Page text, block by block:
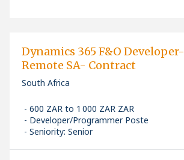
Dynamics 365 F&O Developer-
Remote SA- Contract
South Africa
600 ZAR to 1 000 ZAR ZAR
Developer/Programmer Poste
Seniority: Senior